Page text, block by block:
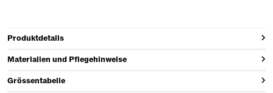
Produktdetails
Materialien und Pflegehinweise
Grössentabelle